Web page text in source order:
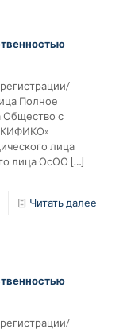
Полное
Общество с
лица
лица ОсОО […]
Читать далее